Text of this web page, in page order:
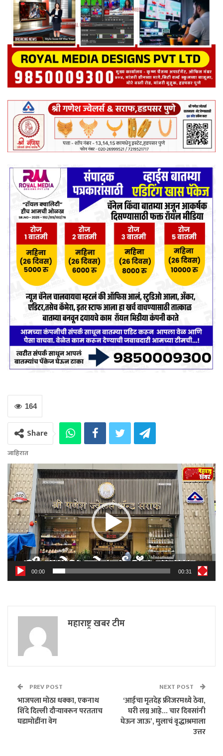
164
Share
जाहिरात
Video
Player
00:00 00:31
महाराष्ट्र खबर टीम
PREV POST
भाजपला मोठा धक्का, एकनाथ
शिंदे दिल्ली दौऱ्यावरून परतताच
घडामोडींना वेग
NEXT POST
‘आईचा मृतदेह फ्रीजरमध्ये ठेवा,
घरी लग्न आहे… चार दिवसांनी
घेऊन जाऊ’, मुलाचं वृद्धाश्रमाला
उत्तर